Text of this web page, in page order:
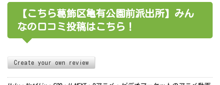
【こちら葛飾区亀有公園前派出所】みん
なの口コミ投稿はこちら！
Create your own review